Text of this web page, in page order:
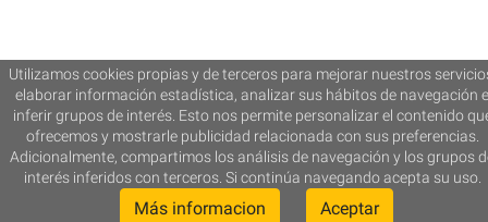
Utilizamos cookies propias y de terceros para mejorar nuestros
elaborar información estadística, analizar sus hábitos de navegación e
inferir grupos de interés. Esto nos permite personalizar el contenido
ofrecemos y mostrarle publicidad relacionada con sus preferencias.
Adicionalmente, compartimos los análisis de navegación y los grupos
interés inferidos con terceros. Si continúa navegando acepta su uso.
Más informacion Aceptar